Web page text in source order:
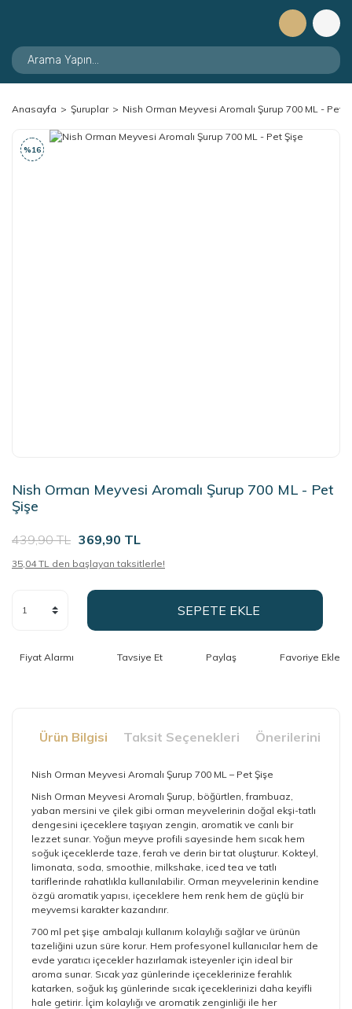
Anasayfa Şuruplar Nish Orman Meyvesi Aromalı Şurup 700 ML - Pet
%16
Nish Orman Meyvesi Aromalı Şurup 700 ML - Pet
Şişe
439,90 TL 369,90 TL
35,04 TL den başlayan taksitlerle!
SEPETE EKLE
Fiyat Alarmı Tavsiye Et Paylaş
Ürün Bilgisi Taksit Seçenekleri Önerileriniz
Nish Orman Meyvesi Aromalı Şurup 700 ML – Pet Şişe
Nish Orman Meyvesi Aromalı Şurup, böğürtlen, frambuaz,
yaban mersini ve çilek gibi orman meyvelerinin doğal ekşi-tatlı
dengesini içeceklere taşıyan zengin, aromatik ve canlı bir
lezzet sunar. Yoğun meyve profili sayesinde hem sıcak hem
soğuk içeceklerde taze, ferah ve derin bir tat oluşturur. Kokteyl,
limonata, soda, smoothie, milkshake, iced tea ve tatlı
tariflerinde rahatlıkla kullanılabilir. Orman meyvelerinin kendine
özgü aromatik yapısı, içeceklere hem renk hem de güçlü bir
meyvemsi karakter kazandırır.
700 ml pet şişe ambalajı kullanım kolaylığı sağlar ve ürünün
tazeliğini uzun süre korur. Hem profesyonel kullanıcılar hem de
evde yaratıcı içecekler hazırlamak isteyenler için ideal bir
aroma sunar. Sıcak yaz günlerinde içeceklerinize ferahlık
katarken, soğuk kış günlerinde sıcak içeceklerinizi daha keyifli
hale getirir. İçim kolaylığı ve aromatik zenginliği ile her